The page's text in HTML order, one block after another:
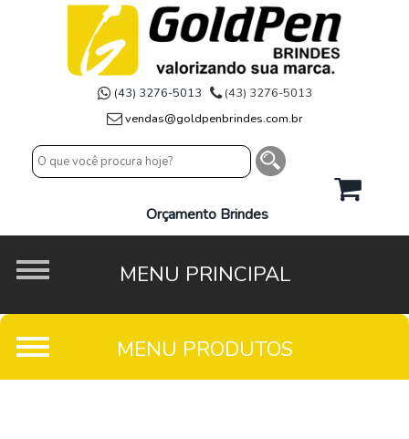
(43) 3276-5013
(43) 3276-5013
vendas@goldpenbrindes.com.br
Orçamento Brindes